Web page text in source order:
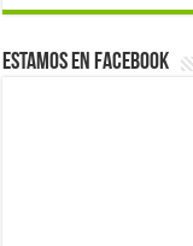
Estamos en Facebook